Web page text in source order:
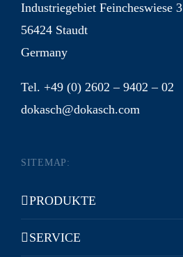
Industriegebiet Feincheswiese 3
56424 Staudt
Germany
Tel. +49 (0) 2602 – 9402 – 02
dokasch@dokasch.com
SITEMAP:
PRODUKTE
SERVICE